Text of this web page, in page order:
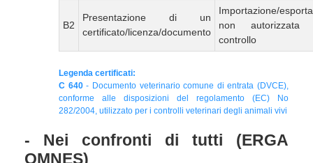
B2
Presentazione di un
certificato/licenza/documento
Importazione/
non autorizzata
controllo
Legenda certificati:
C 640- Documento veterinario comune di entrata (DVCE),
conforme alle disposizioni del regolamento (EC) No
282/2004, utilizzato per i controlli veterinari degli animali vivi
- Nei confronti di tutti (ERGA
OMNES)